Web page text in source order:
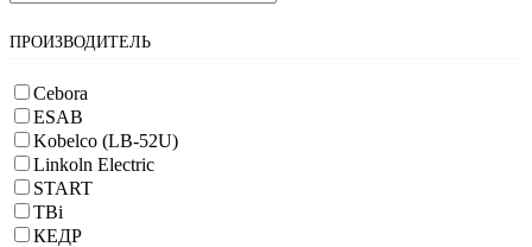
ПРОИЗВОДИТЕЛЬ
Cebora
ESAB
Kobelco (LB-52U)
Linkoln Electric
START
TBi
КЕДР